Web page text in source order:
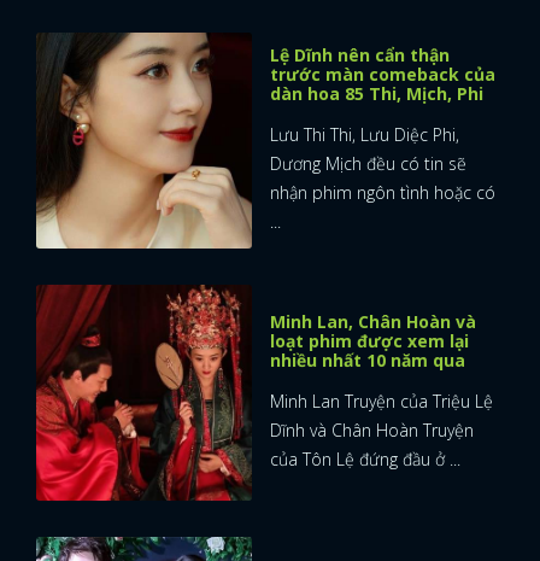
Lệ Dĩnh nên cẩn thận
trước màn comeback của
dàn hoa 85 Thi, Mịch, Phi
Lưu Thi Thi, Lưu Diệc Phi,
Dương Mịch đều có tin sẽ
nhận phim ngôn tình hoặc có
...
Minh Lan, Chân Hoàn và
loạt phim được xem lại
nhiều nhất 10 năm qua
Minh Lan Truyện của Triệu Lệ
Dĩnh và Chân Hoàn Truyện
của Tôn Lệ đứng đầu ở ...